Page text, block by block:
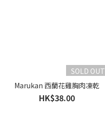
SOLD OUT
Marukan 西蘭花雞胸肉凍乾
HK$38.00